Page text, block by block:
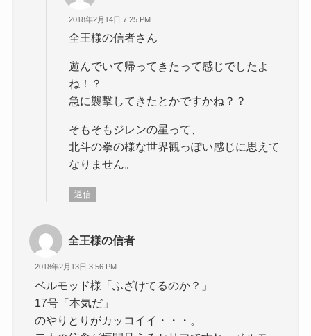
2018年2月14日 7:25 PM
全王様の信者さん
遊んでいて帰ってきたって感じでしたよ
ね！？
急に襲撃してきたとかですかね？？
そもそもジレンの星って、
北斗の拳の様な世界観っぽい感じに思えて
なりません。
返信
全王様の信者
2018年2月13日 3:56 PM
ベルモッド様「ふざけてるのか？」
17号「本気だ」
のやりとりがカッコイイ・・・。